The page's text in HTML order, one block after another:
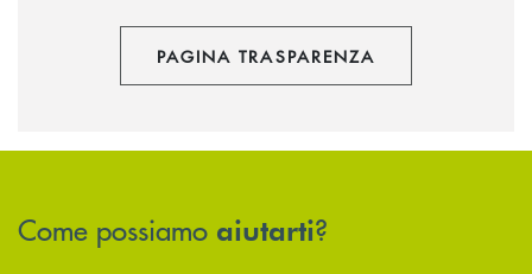
PAGINA TRASPARENZA
Come possiamo aiutarti?